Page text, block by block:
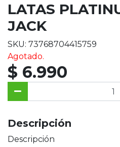
LATAS
JACK
SKU: 73768704415759
Agotado.
$ 6.990
Descripción
Descripción